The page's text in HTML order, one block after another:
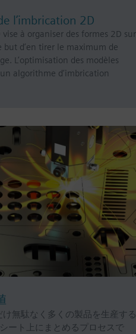
l’imbrication 2D
vise à organiser des formes 2D sur
d’en tirer le maximum de
L’optimisation des modèles
algorithme d’imbrication
無駄なく多くの製品を生産する
ート上にまとめるプロセスで